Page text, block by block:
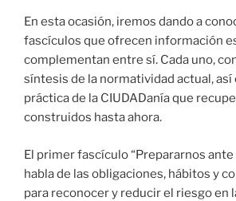
En esta ocasión, iremos dando a
fascículos que ofrecen información
complementan entre sí. Cada uno,
síntesis de la normatividad actual, así
práctica de la CIUDADanía que
construidos hasta ahora.
El primer fascículo “Prepararnos ante
habla de las obligaciones, hábitos y
para reconocer y reducir el riesgo en